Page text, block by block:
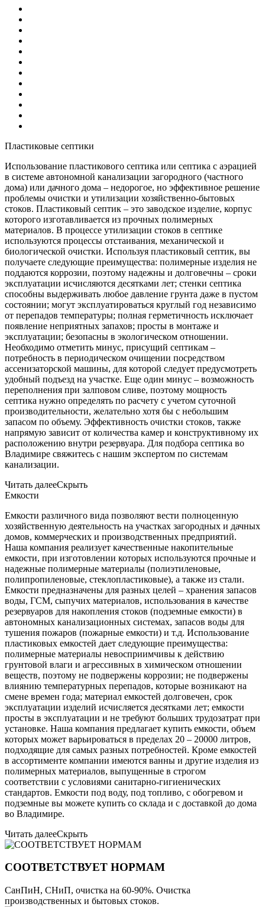
Пластиковые септики
Использование пластикового септика или септика с аэрацией
в системе автономной канализации загородного (частного
дома) или дачного дома – недорогое, но эффективное решение
проблемы очистки и утилизации хозяйственно-бытовых
стоков. Пластиковый септик – это заводское изделие, корпус
которого изготавливается из прочных полимерных
материалов. В процессе утилизации стоков в септике
используются процессы отстаивания, механической и
биологической очистки. Используя пластиковый септик, вы
получаете следующие преимущества: полимерные изделия не
поддаются коррозии, поэтому надежны и долговечны – сроки
эксплуатации исчисляются десятками лет; стенки септика
способны выдерживать любое давление грунта даже в пустом
состоянии; могут эксплуатироваться круглый год независимо
от перепадов температуры; полная герметичность исключает
появление неприятных запахов; просты в монтаже и
эксплуатации; безопасны в экологическом отношении.
Необходимо отметить минус, присущий септикам –
потребность в периодическом очищении посредством
ассенизаторской машины, для которой следует предусмотреть
удобный подъезд на участке. Еще один минус – возможность
переполнения при залповом сливе, поэтому мощность
септика нужно определять по расчету с учетом суточной
производительности, желательно хотя бы с небольшим
запасом по объему. Эффективность очистки стоков, также
напрямую зависит от количества камер и конструктивному их
расположению внутри резервуара. Для подбора септика во
Владимире свяжитесь с нашим экспертом по системам
канализации.
Читать далееСкрыть
Емкости
Емкости различного вида позволяют вести полноценную
хозяйственную деятельность на участках загородных и дачных
домов, коммерческих и производственных предприятий.
Наша компания реализует качественные накопительные
емкости, при изготовлении которых используются прочные и
надежные полимерные материалы (полиэтиленовые,
полипропиленовые, стеклопластиковые), а также из стали.
Емкости предназначены для разных целей – хранения запасов
воды, ГСМ, сыпучих материалов, использования в качестве
резервуаров для накопления стоков (подземные емкости) в
автономных канализационных системах, запасов воды для
тушения пожаров (пожарные емкости) и т.д. Использование
пластиковых емкостей дает следующие преимущества:
полимерные материалы невосприимчивы к действию
грунтовой влаги и агрессивных в химическом отношении
веществ, поэтому не подвержены коррозии; не подвержены
влиянию температурных перепадов, которые возникают на
смене времен года; материал емкостей долговечен, срок
эксплуатации изделий исчисляется десятками лет; емкости
просты в эксплуатации и не требуют больших трудозатрат при
установке. Наша компания предлагает купить емкости, объем
которых может варьироваться в пределах 20 – 20000 литров,
подходящие для самых разных потребностей. Кроме емкостей
в ассортименте компании имеются ванны и другие изделия из
полимерных материалов, выпущенные в строгом
соответствии с условиями санитарно-гигиенических
стандартов. Емкости под воду, под топливо, с обогревом и
подземные вы можете купить со склада и с доставкой до дома
во Владимире.
Читать далееСкрыть
СООТВЕТСТВУЕТ НОРМАМ
СанПиН, СНиП, очистка на 60-90%. Очистка
производственных и бытовых стоков.